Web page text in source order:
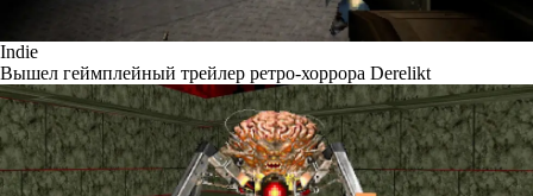
Indie
Вышел геймплейный трейлер ретро-хоррора Derelikt